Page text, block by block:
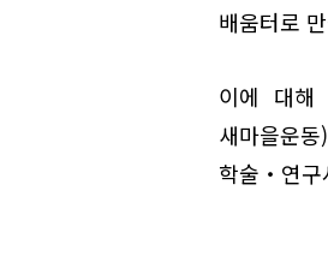
배움터로
이에 대해
새마을운
학술‧연구